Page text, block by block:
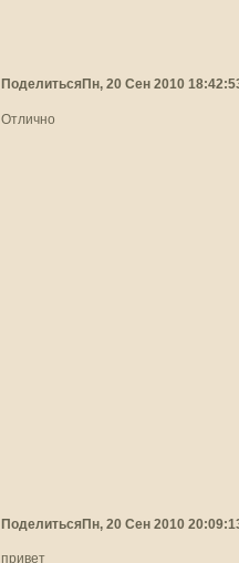
Поделиться Пн, 20 Сен 2010
Отлично
ПоделитьсяПн, 20 Сен 2010
привет